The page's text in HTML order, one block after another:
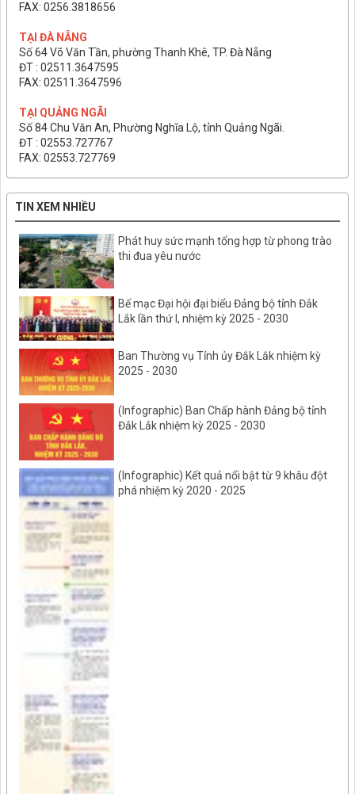
FAX: 0256.3818656
TẠI ĐÀ NẴNG
Số 64 Võ Văn Tần, phường Thanh Khê, TP. Đà Nẵng
ĐT : 02511.3647595
FAX: 02511.3647596
TẠI QUẢNG NGÃI
Số 84 Chu Văn An, Phường Nghĩa Lộ, tỉnh Quảng Ngãi.
ĐT : 02553.727767
FAX: 02553.727769
TIN XEM NHIỀU
Phát huy sức mạnh tổng hợp từ phong trào
thi đua yêu nước
Bế mạc Đại hội đại biểu Đảng bộ tỉnh Đắk
Lắk lần thứ I, nhiệm kỳ 2025 - 2030
Ban Thường vụ Tỉnh ủy Đắk Lắk nhiệm kỳ
2025 - 2030
(Infographic) Ban Chấp hành Đảng bộ tỉnh
Đắk Lắk nhiệm kỳ 2025 - 2030
(Infographic) Kết quả nổi bật từ 9 khâu đột
phá nhiệm kỳ 2020 - 2025